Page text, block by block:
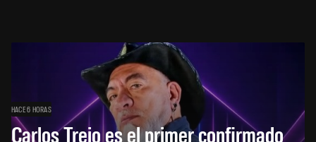
HACE 6 HORAS
Carlos Trejo es el primer confirmado